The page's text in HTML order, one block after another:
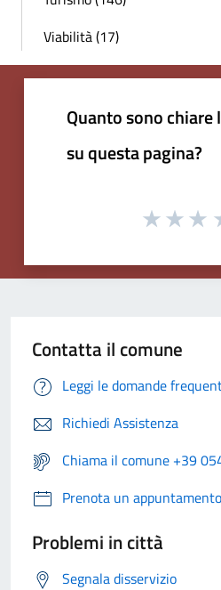
Viabilità (17)
Quanto sono
su questa pagina?
Contatta il comune
Leggi le domande
Richiedi Assistenza
Chiama il comune +39
Prenota un appuntamento
Problemi in città
Segnala disservizio